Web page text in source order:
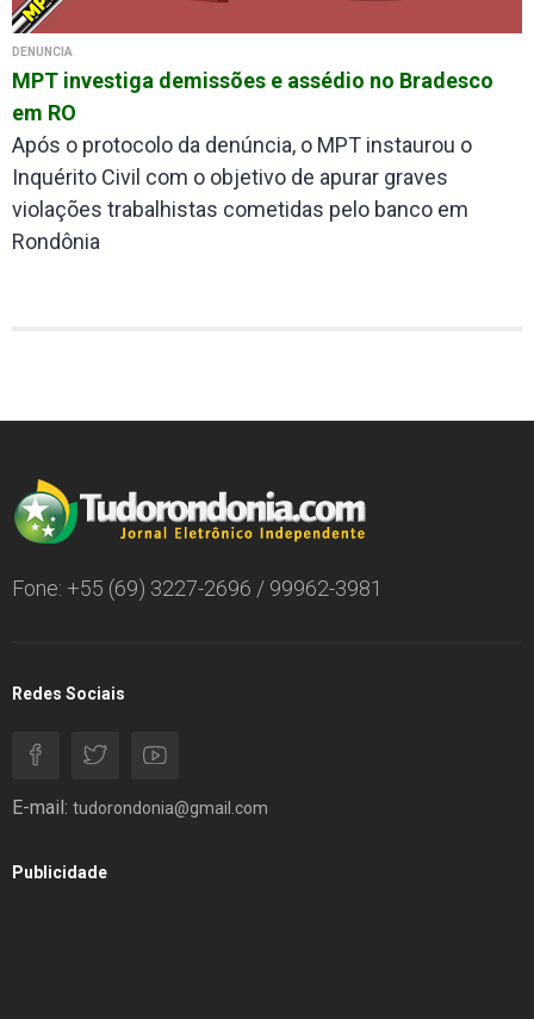
DENÚNCIA
MPT investiga demissões e assédio no Bradesco
em RO
Após o protocolo da denúncia, o MPT instaurou o
Inquérito Civil com o objetivo de apurar graves
violações trabalhistas cometidas pelo banco em
Rondônia
Fone: +55 (69) 3227-2696 / 99962-3981
Redes Sociais
E-mail: tudorondonia@gmail.com
Publicidade